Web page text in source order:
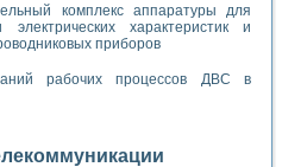
комплекс аппаратуры для
характеристик и
приборов
рабочих процессов ДВС в